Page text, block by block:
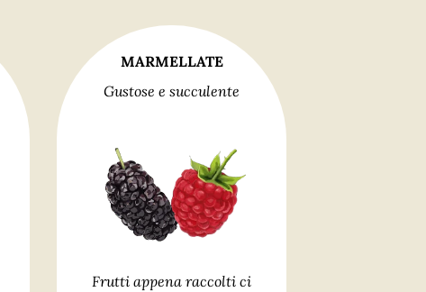
MARMELLATE
Gustose e succulente
Frutti appena raccolti ci